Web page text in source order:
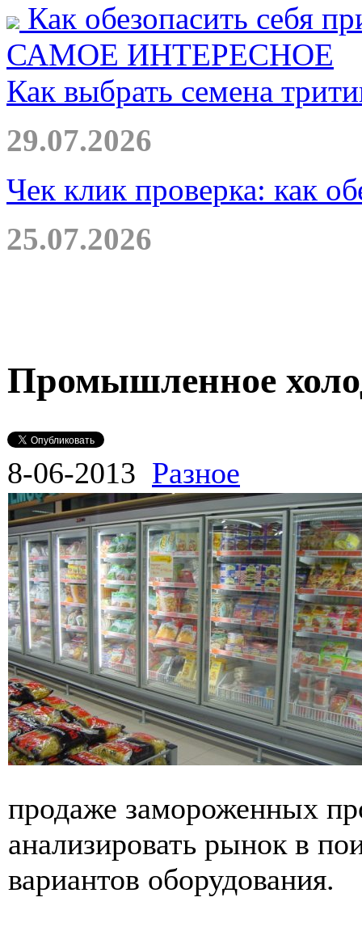
Как обезопасить себя
САМОЕ ИНТЕРЕСНОЕ
Как выбрать семена
29.07.2026
Чек клик проверка: как
25.07.2026
Промышленное
8-06-2013 Разное
продаже замороженных
анализировать рынок в
вариантов оборудования.